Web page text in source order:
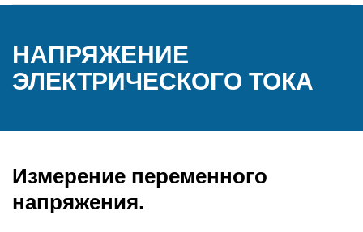
НАПРЯЖЕНИЕ
ЭЛЕКТРИЧЕСКОГО ТОКА
Измерение переменного
напряжения.